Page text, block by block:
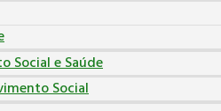
Social e Saúde
Social